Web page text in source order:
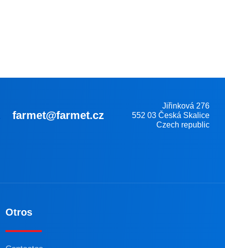
farmet@farmet.cz
Jiřinková 276
552 03 Česká Skalice
Czech republic
Otros